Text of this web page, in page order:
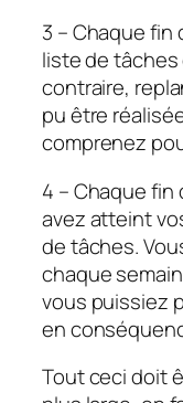
3 – Chaque
liste de tâches
contraire,
pu être
comprenez
4 – Chaque
avez atteint
de tâches.
chaque
vous puissiez
en
Tout ceci doit